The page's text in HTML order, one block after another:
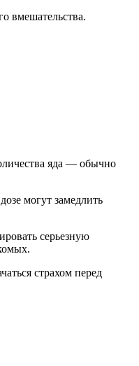
вмешательства.
яда — обычно
могут замедлить
серьезную
страхом перед